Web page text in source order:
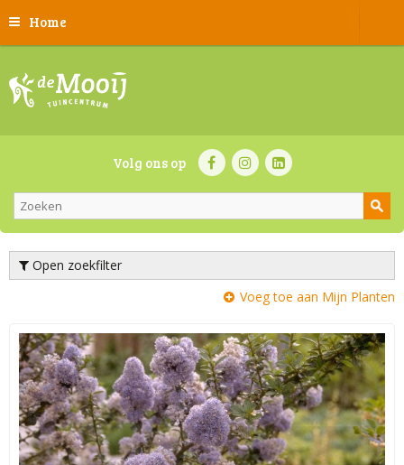
Home
Volg ons op
Open zoekfilter
Voeg toe aan Mijn Planten